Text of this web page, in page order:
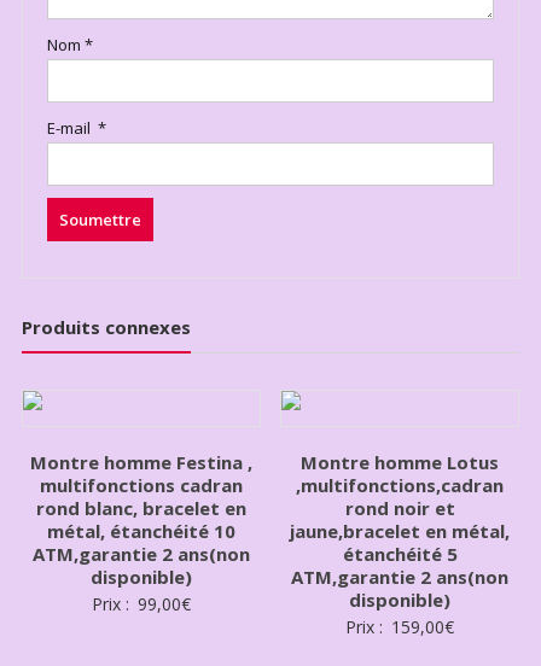
Nom *
E-mail *
Produits connexes
Montre homme Festina ,
multifonctions cadran
rond blanc, bracelet en
métal, étanchéité 10
ATM,garantie 2 ans(non
disponible)
Prix : 99,00€
Montre homme Lotus
,multifonctions,cadran
rond noir et
jaune,bracelet en métal,
étanchéité 5
ATM,garantie 2 ans(non
disponible)
Prix : 159,00€